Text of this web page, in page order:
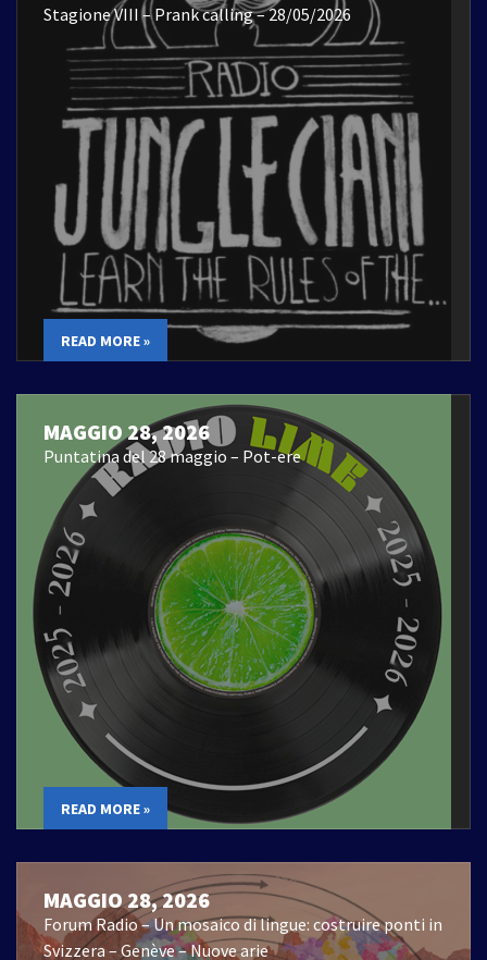
Stagione VIII – Prank calling – 28/05/2026
READ MORE »
MAGGIO 28, 2026
Puntatina del 28 maggio – Pot-ere
READ MORE »
MAGGIO 28, 2026
Forum Radio – Un mosaico di lingue: costruire ponti in
Svizzera – Genève – Nuove arie